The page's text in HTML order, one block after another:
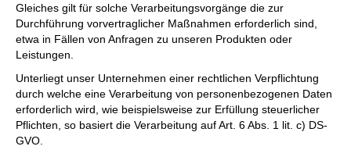
Gleiches gilt für solche Verarbeitungsvorgänge die zur
Durchführung vorvertraglicher Maßnahmen erforderlich sind,
etwa in Fällen von Anfragen zu unseren Produkten oder
Leistungen.
Unterliegt unser Unternehmen einer rechtlichen Verpflichtung
durch welche eine Verarbeitung von personenbezogenen Daten
erforderlich wird, wie beispielsweise zur Erfüllung steuerlicher
Pflichten, so basiert die Verarbeitung auf Art. 6 Abs. 1 lit. c) DS-
GVO.